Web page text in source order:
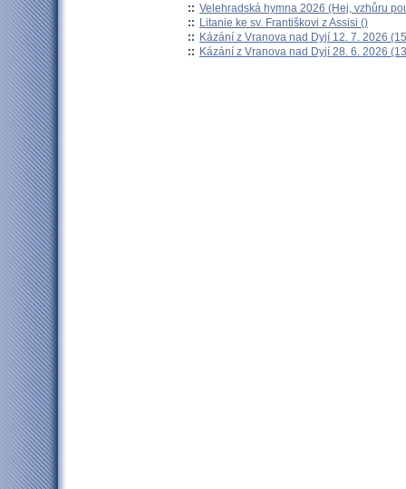
:: Velehradská hymna 2026 (Hej, vzhůru
:: Litanie ke sv. Františkovi z Assisi ()
:: Kázání z Vranova nad Dyjí 12. 7. 2026
:: Kázání z Vranova nad Dyjí 28. 6. 2026